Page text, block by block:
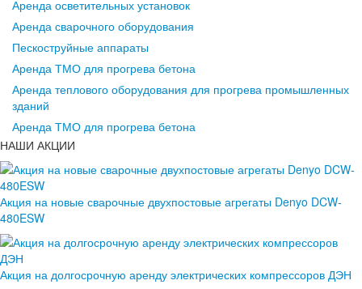
Аренда осветительных установок
Аренда сварочного оборудования
Пескоструйные аппараты
Аренда ТМО для прогрева бетона
Аренда теплового оборудования для прогрева промышленных
зданий
Аренда ТМО для прогрева бетона
НАШИ АКЦИИ
Акция на новые сварочные двухпостовые агрегаты Denyo DCW-
480ESW
Акция на долгосрочную аренду электрических компрессоров ДЭН